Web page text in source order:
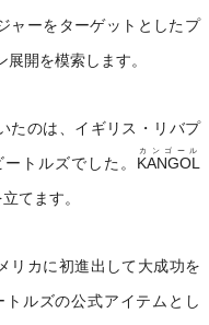
ャーをターゲットとしたプ
展開を模索します。
たのは、イギリス・リバプ
トルズでした。 KANGOL
カンゴール
てます。
リカに初進出して大成功を
トルズの公式アイテムとし